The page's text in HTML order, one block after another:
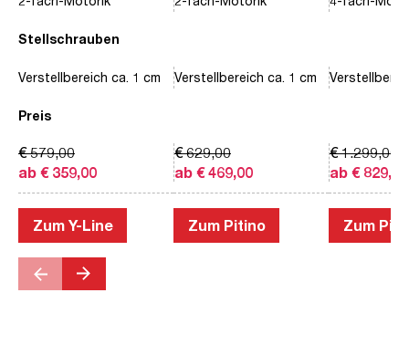
Stellschrauben
Preis
Verstellbereich ca. 1 cm
ab € 359,00
€ 579,00
Zum Y-Line
Verstellbereich ca. 1 cm
ab € 469,00
€ 629,00
Zum Pitino
ab € 829,00
€ 1.299,00
Zum